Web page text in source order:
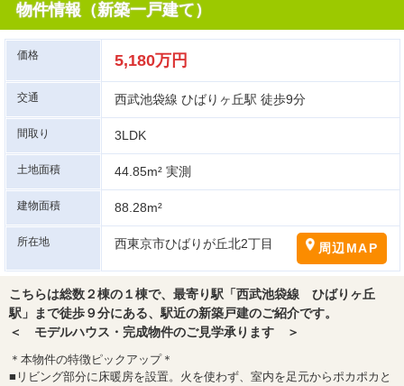
物件情報（新築一戸建て）
価格 5,180万円
交通 西武池袋線 ひばりヶ丘駅 徒歩9分
間取り 3LDK
土地面積 44.85m² 実測
建物面積 88.28m²
所在地 西東京市ひばりが丘北2丁目 周辺MAP
こちらは総数２棟の１棟で、最寄り駅「西武池袋線 ひばりヶ丘
駅」まで徒歩９分にある、駅近の新築戸建のご紹介です。
＜ モデルハウス・完成物件のご見学承ります ＞
＊本物件の特徴ピックアップ＊
■リビング部分に床暖房を設置。火を使わず、室内を足元からポカポカと